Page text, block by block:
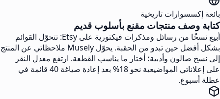
بائعة إكسسوارات تاريخية
كتابة وصف منتجات مقنع بأسلوب قديم
أبيع نسخًا من رسائل ومذكرات فيكتورية على Etsy: تتحوّل القوائم
بشكل أفضل حين تبدو من الحقبة. يحوّل Musely ملاحظاتي عن المنتج
إلى نسخ صالون وأدبية؛ أختار ما يناسب القطعة. ارتفع معدل النقر
على إعلاناتي المواضيعية نحو 18% بعد إعادة صياغة 40 قائمة في
عطلة أسبوع.